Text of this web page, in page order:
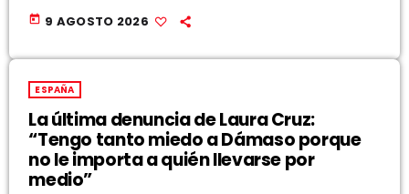
today 9 AGOSTO 2026
ESPAÑA
La última denuncia de Laura Cruz:
“Tengo tanto miedo a Dámaso porque
no le importa a quién llevarse por
medio”